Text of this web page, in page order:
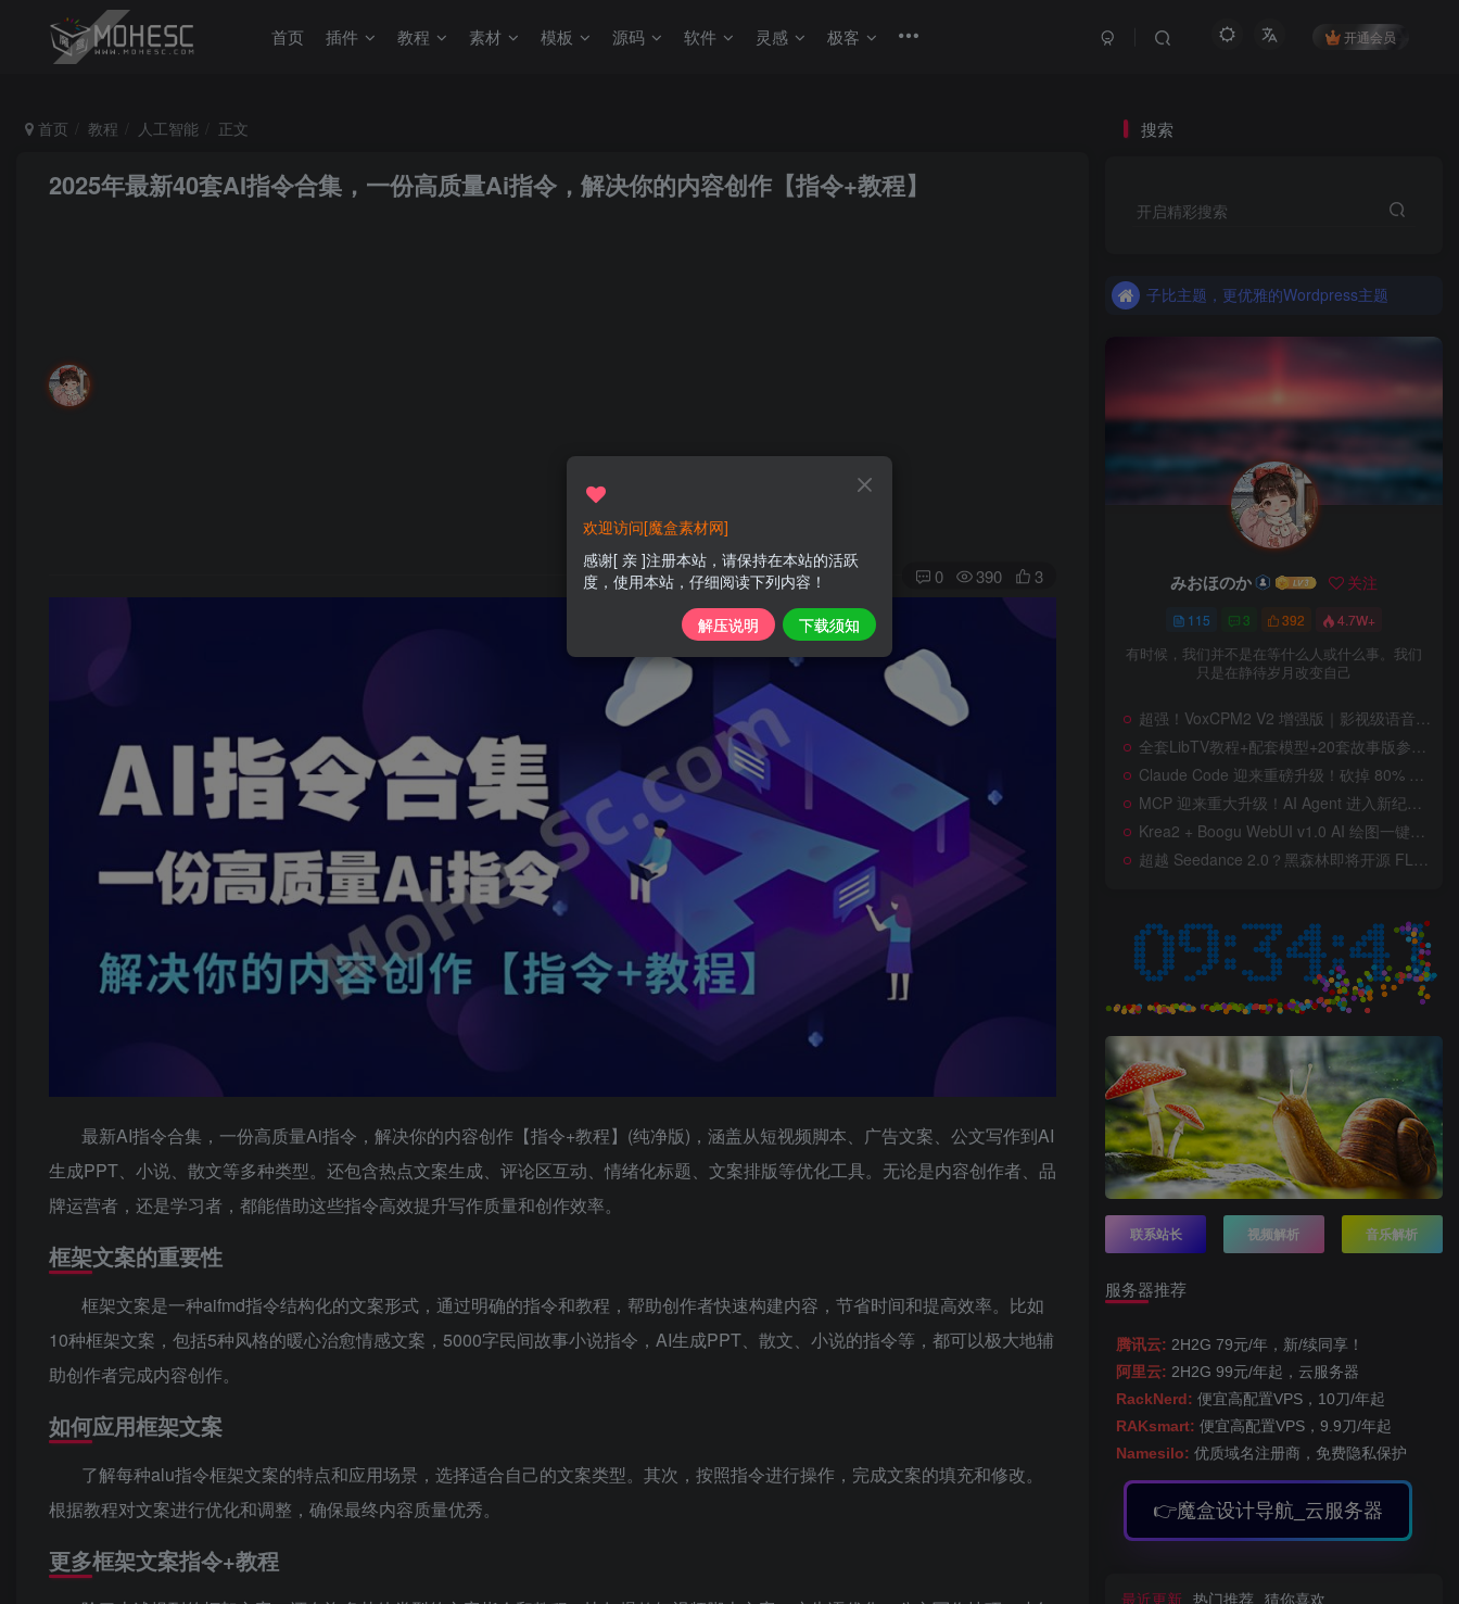
首页 插件 教程 素材 模板 源码 软件 灵感 极客 开通会员
首页 教程 人工智能 正文
2025年最新40套AI指令合集，一份高质量Ai指令，解决你的内容创作【指令+教程】
0 390 3
最新AI指令合集，一份高质量Ai指令，解决你的内容创作【指令+教程】(纯净版)，涵盖从短视频脚本、广告文案、公文写作到AI
生成PPT、小说、散文等多种类型。还包含热点文案生成、评论区互动、情绪化标题、文案排版等优化工具。无论是内容创作者、品
牌运营者，还是学习者，都能借助这些指令高效提升写作质量和创作效率。
框架文案的重要性
框架文案是一种aifmd指令结构化的文案形式，通过明确的指令和教程，帮助创作者快速构建内容，节省时间和提高效率。比如
10种框架文案，包括5种风格的暖心治愈情感文案，5000字民间故事小说指令，AI生成PPT、散文、小说的指令等，都可以极大地辅
助创作者完成内容创作。
如何应用框架文案
了解每种alu指令框架文案的特点和应用场景，选择适合自己的文案类型。其次，按照指令进行操作，完成文案的填充和修改。
根据教程对文案进行优化和调整，确保最终内容质量优秀。
更多框架文案指令+教程
搜索
开启精彩搜索
子比主题，更优雅的Wordpress主题
子比主题，更优雅的Wordpress主题
みおほのか 关注
115 3 392 4.7W+
有时候，我们并不是在等什么人或什么事。我们
只是在静待岁月改变自己
超强！VoxCPM2 V2 增强版｜影视级语音克隆，音色永久保存，文字转语音+AI声音克隆+方言 + ai语音设计+多人对话 + 字幕全搞定
全套LibTV教程+配套模型+20套故事版参考(含提示词)轻松学会AI短剧制作，全套教程走过路过不要错过想在家里赚钱的就学习起来
Claude Code 迎来重磅升级！砍掉 80% 系统提示词一键瘦身优化，新增 /doctor 诊断命令，AI 编程效率再次提升
MCP 迎来重大升级！AI Agent 进入新纪元，模型上下文协议全面重构，未来 AI 工具生态将被重新定义，AI工具接口进入倒计时开始！
Krea2 + Boogu WebUI v1.0 AI 绘图一键整合包！AI 美女模特角色一致性、换装换背景一键完成，AI电商详情图一键生成神器来了,含图片生成 / 图生图 / LoRA特效 / 工作流！
超越 Seedance 2.0？黑森林即将开源 FLUX 3 Dev！Self-Flow 世界模型首次曝光，20 秒音画同步 AI 视频时代来了！
联系站长 视频解析 音乐解析
服务器推荐
腾讯云: 2H2G 79元/年，新/续同享！
阿里云: 2H2G 99元/年起，云服务器
RackNerd: 便宜高配置VPS，10刀/年起
RAKsmart: 便宜高配置VPS，9.9刀/年起
Namesilo: 优质域名注册商，免费隐私保护
👉魔盒设计导航_云服务器
最近更新 热门推荐 猜你喜欢
欢迎访问[魔盒素材网]
感谢[ 亲 ]注册本站，请保持在本站的活跃
度，使用本站，仔细阅读下列内容！
解压说明 下载须知